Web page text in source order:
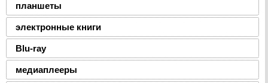
планшеты
электронные книги
Blu-ray
медиаплееры